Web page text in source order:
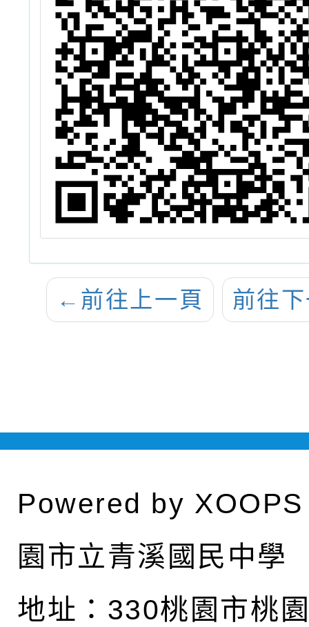
← 前往上一頁 前往
Powered by XOOPS
園市立青溪國民中學
地址： 330桃園市桃